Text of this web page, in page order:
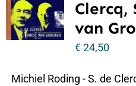
Clercq,
van
€24,50
Michiel Roding - S. de